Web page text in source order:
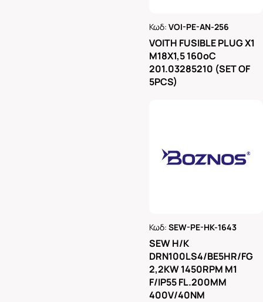
Κωδ:VOI-PE-AN-256
VOITH FUSIBLE PLUG X1
M18X1,5 160oC
201.03285210 (SET OF
5PCS)
Κωδ:SEW-PE-HK-1643
SEW H/K
DRN100LS4/BE5HR/FG
2,2KW 1450RPM M1
F/IP55 FL.200MM
400V/40NM